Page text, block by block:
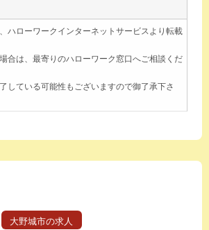
ハローワークインターネットサービスより転載
合は、最寄りのハローワーク窓口へご相談くだ
している可能性もございますので御了承下さ
大野城市の求人